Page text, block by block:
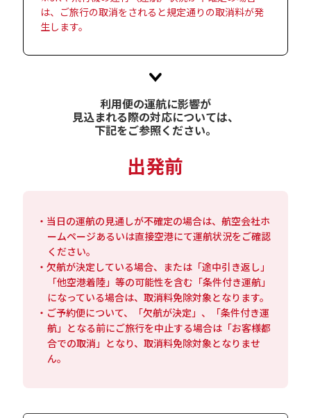
は、ご旅行の取消をされると規定通りの取消料が発
生します。
利用便の運航に影響が
見込まれる際の対応については、
下記をご参照ください。
出発前
・当日の運航の見通しが不確定の場合は、航空会社ホ
ームページあるいは直接空港にて運航状況をご確認
ください。
・欠航が決定している場合、または「途中引き返し」
「他空港着陸」等の可能性を含む「条件付き運航」
になっている場合は、取消料免除対象となります。
・ご予約便について、「欠航が決定」、「条件付き運
航」となる前にご旅行を中止する場合は「お客様都
合での取消」となり、取消料免除対象となりませ
ん。